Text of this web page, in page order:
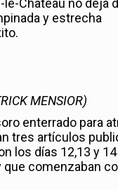
le-Château no deja
y estrecha
MENSIOR)
enterrado para
tres artículos
los días 12,13 y
que comenzaban